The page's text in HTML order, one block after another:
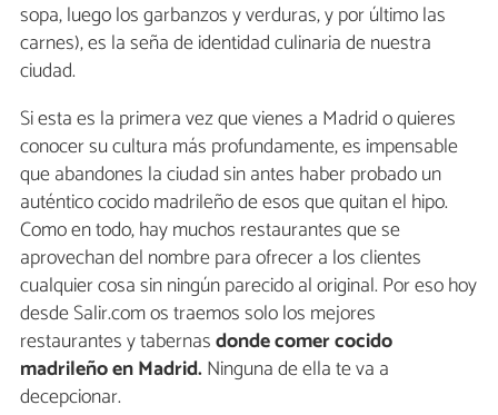
sopa, luego los garbanzos y verduras, y por último las
carnes), es la seña de identidad culinaria de nuestra
ciudad.
Si esta es la primera vez que vienes a Madrid o quieres
conocer su cultura más profundamente, es impensable
que abandones la ciudad sin antes haber probado un
auténtico cocido madrileño de esos que quitan el hipo.
Como en todo, hay muchos restaurantes que se
aprovechan del nombre para ofrecer a los clientes
cualquier cosa sin ningún parecido al original. Por eso hoy
desde Salir.com os traemos solo los mejores
restaurantes y tabernasdondecomer cocido
madrileño en Madrid.Ninguna de ella te va a
decepcionar.